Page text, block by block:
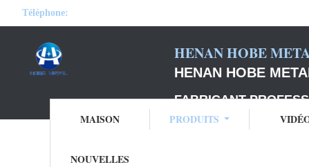
Téléphone:
HENAN HOBE
HENAN HOBE
FABRICANT
MAISON PRODUITS
NOUVELLES